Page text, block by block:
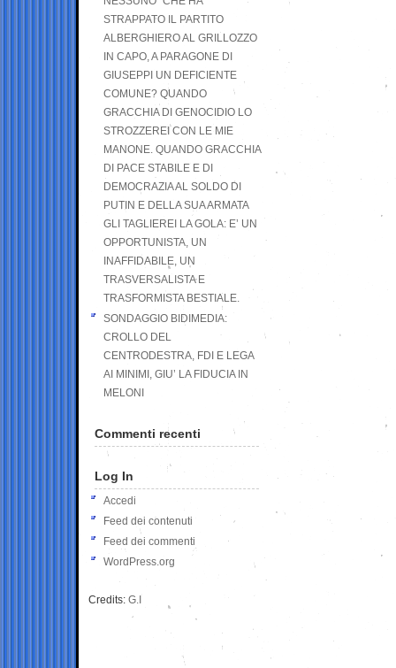
STRAPPATO IL PARTITO
ALBERGHIERO AL GRILLOZZO
IN CAPO, A PARAGONE DI
GIUSEPPI UN DEFICIENTE
COMUNE? QUANDO
GRACCHIA DI GENOCIDIO LO
STROZZEREI CON LE MIE
MANONE. QUANDO GRACCHIA
DI PACE STABILE E DI
DEMOCRAZIA AL SOLDO DI
PUTIN E DELLA SUA ARMATA
GLI TAGLIEREI LA GOLA: E’ UN
OPPORTUNISTA, UN
INAFFIDABILE, UN
TRASVERSALISTA E
TRASFORMISTA BESTIALE.
SONDAGGIO BIDIMEDIA:
CROLLO DEL
CENTRODESTRA, FDI E LEGA
AI MINIMI, GIU’ LA FIDUCIA IN
MELONI
Commenti recenti
Log In
Accedi
Feed dei contenuti
Feed dei commenti
WordPress.org
Credits: G.I